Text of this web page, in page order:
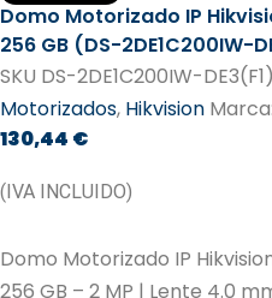
Domo Motorizado IP
256 GB (DS-2DE1C200IW-
SKU DS-2DE1C200IW-
Motorizados, Hikvision Marca:
130,44 €
(IVA INCLUIDO)
Domo Motorizado IP
256 GB – 2 MP | Lente 4.0